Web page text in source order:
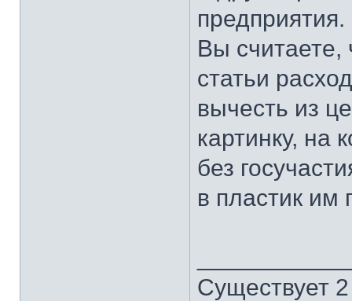
предприятия.
Вы считаете,
статьи
вычесть из
картинку, на
без
в пластик им
Существует